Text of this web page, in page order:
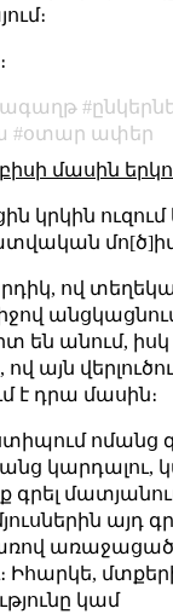
օտար ափեր
մասին
կրկին
ով
են անում,
այն
է դրա մասին։
ոմանց
կարդալու,
գրել
այդ
առաջացած
Իհարկե,
կամ